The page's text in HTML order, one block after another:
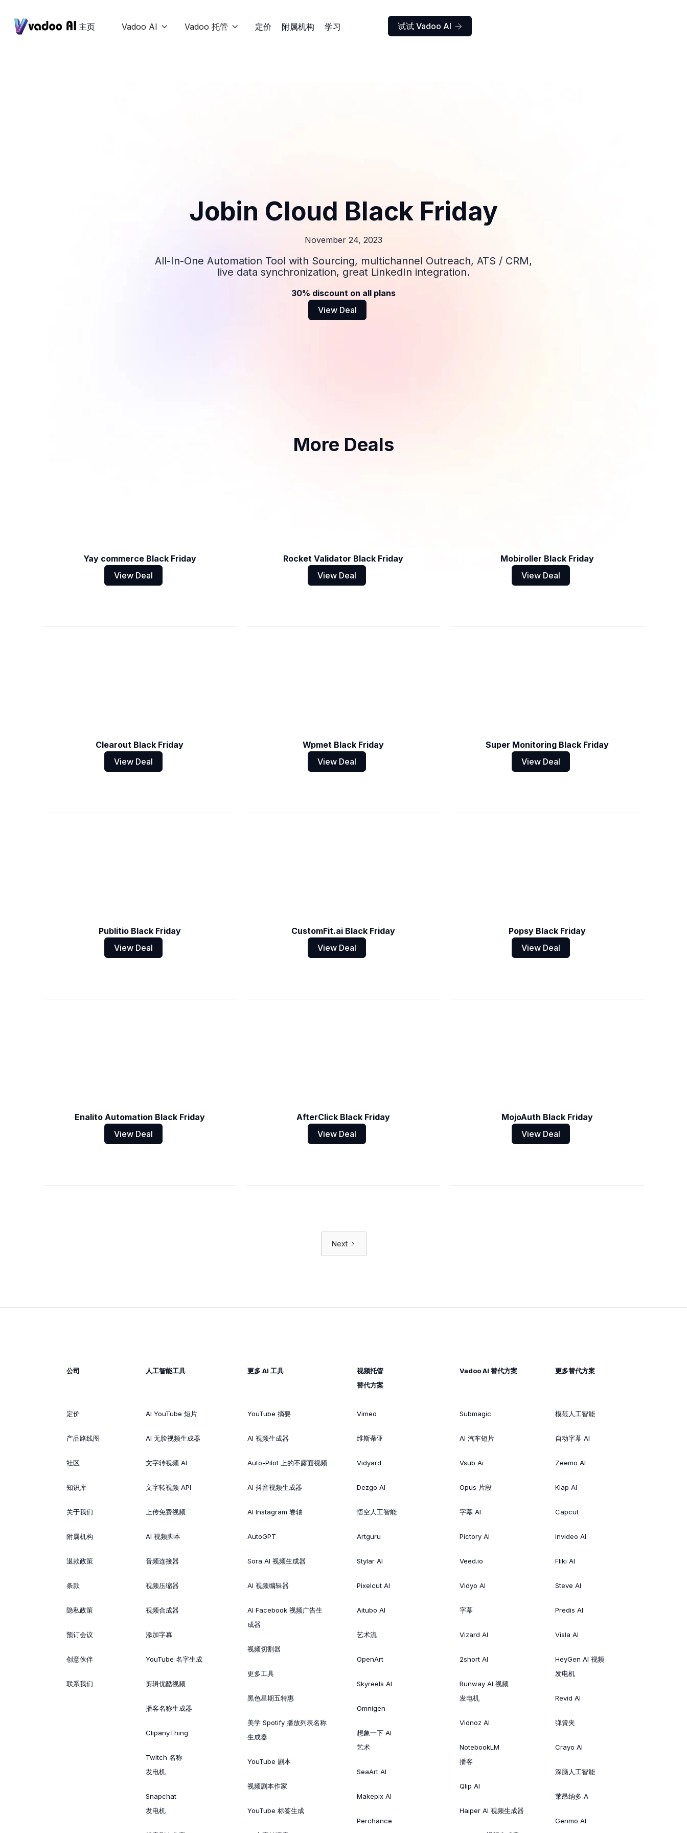
主页 Vadoo AI  Vadoo 托管  定价 附属机构 学习 试试 Vadoo AI 
Jobin Cloud Black Friday
November 24, 2023
All-In-One Automation Tool with Sourcing, multichannel Outreach, ATS / CRM,
live data synchronization, great LinkedIn integration.
30% discount on all plans
View Deal
More Deals
Yay commerce Black Friday
View Deal
Rocket Validator Black Friday
View Deal
Mobiroller Black Friday
View Deal
Clearout Black Friday
View Deal
Wpmet Black Friday
View Deal
Super Monitoring Black Friday
View Deal
Publitio Black Friday
View Deal
CustomFit.ai Black Friday
View Deal
Popsy Black Friday
View Deal
Enalito Automation Black Friday
View Deal
AfterClick Black Friday
View Deal
MojoAuth Black Friday
View Deal
Next
公司
定价
产品路线图
社区
知识库
关于我们
附属机构
退款政策
条款
隐私政策
预订会议
创意伙伴
联系我们
人工智能工具
AI YouTube 短片
AI 无脸视频生成器
文字转视频 AI
文字转视频 API
上传免费视频
AI 视频脚本
音频连接器
视频压缩器
视频合成器
添加字幕
YouTube 名字生成
剪辑优酷视频
播客名称生成器
ClipanyThing
Twitch 名称
发电机
Snapchat
发电机
更多 AI 工具
YouTube 摘要
AI 视频生成器
Auto-Pilot 上的不露面视频
AI 抖音视频生成器
AI Instagram 卷轴
AutoGPT
Sora AI 视频生成器
AI 视频编辑器
AI Facebook 视频广告生
成器
视频切割器
更多工具
黑色星期五特惠
美学 Spotify 播放列表名称
生成器
YouTube 剧本
视频剧本作家
YouTube 标签生成
视频托管
替代方案
Vimeo
维斯蒂亚
Vidyard
Dezgo AI
悟空人工智能
Artguru
Stylar AI
Pixelcut AI
Aitubo AI
艺术流
OpenArt
Skyreels AI
Omnigen
想象一下 AI
艺术
SeaArt AI
Makepix AI
Perchance
Vadoo AI 替代方案
Submagic
AI 汽车短片
Vsub Ai
Opus 片段
字幕 AI
Pictory AI
Veed.io
Vidyo AI
字幕
Vizard AI
2short AI
Runway AI 视频
发电机
Vidnoz AI
NotebookLM
播客
Qlip AI
Haiper AI 视频生成器
更多替代方案
模范人工智能
自动字幕 AI
Zeemo AI
Klap AI
Capcut
Invideo AI
Fliki AI
Steve AI
Predis AI
Visla AI
HeyGen AI 视频
发电机
Revid AI
弹簧夹
Crayo AI
深脑人工智能
莱昂纳多 A
Genmo AI